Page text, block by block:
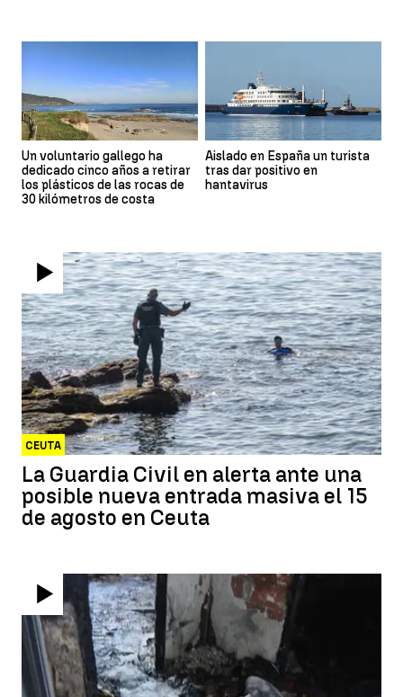
Un voluntario gallego ha
dedicado cinco años a retirar
los plásticos de las rocas de
30 kilómetros de costa
Aislado en España un turista
tras dar positivo en
hantavirus
CEUTA
La Guardia Civil en alerta ante una
posible nueva entrada masiva el 15
de agosto en Ceuta